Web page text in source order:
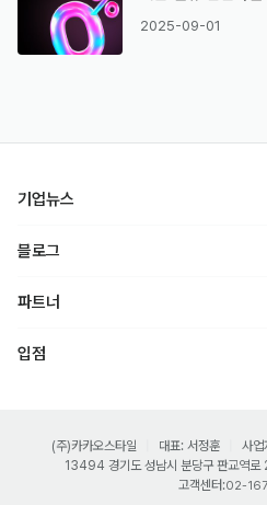
2025-09-01
기업뉴스
블로그
파트너
입점
(주)카카오스타일 대표: 서정훈
사
13494 경기도 성남시 분당구 판교역
고객센터:02-